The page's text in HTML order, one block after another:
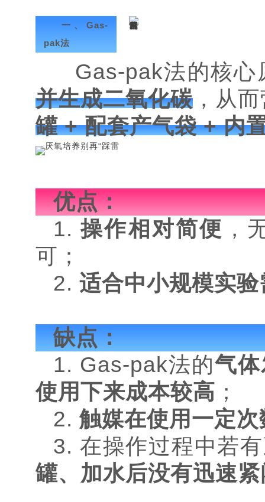
一、Gas-
pak法
Gas-pak法的核心
并生成二氧化碳 ，从
罐 + 配套产气袋 + 内
优点：
1.操作相对简便 ，
可；
2. 适合中小规模实验
缺点：
1. Gas-pak法的气
使用下来成本较高 ；
2. 触媒在使用一定
3. 在操作过程中若
罐、加水后没有迅速